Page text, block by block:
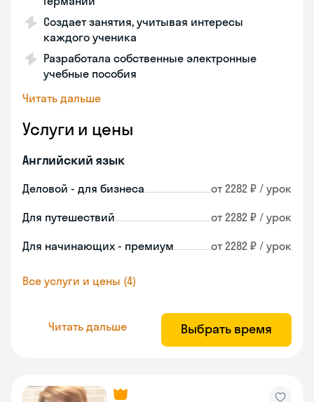
Создает занятия, учитывая интересы
каждого ученика
Разработала собственные электронные
учебные пособия
Читать дальше
Услуги и цены
Английский язык
Деловой - для бизнеса от 2282 ₽ / урок
Для путешествий от 2282 ₽ / урок
Для начинающих - премиум от 2282 ₽ / урок
Все услуги и цены (4)
Читать дальше Выбрать время